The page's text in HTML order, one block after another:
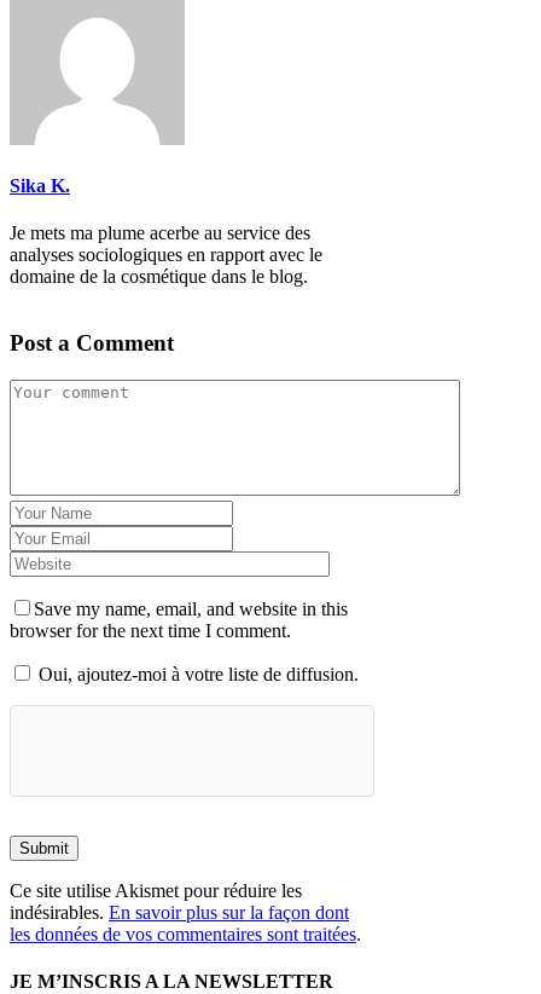
Sika K.
Je mets ma plume acerbe au service des
analyses sociologiques en rapport avec le
domaine de la cosmétique dans le blog.
Post a Comment
Save my name, email, and website in this
browser for the next time I comment.
Oui, ajoutez-moi à votre liste de diffusion.
Submit
Ce site utilise Akismet pour réduire les
indésirables. En savoir plus sur la façon dont
les données de vos commentaires sont traitées.
JE M’INSCRIS A LA NEWSLETTER